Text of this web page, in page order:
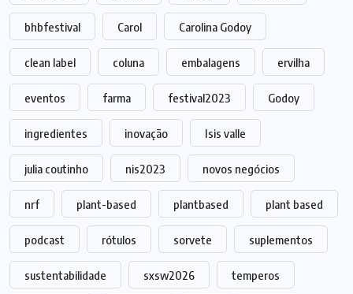
bhbfestival Carol Carolina Godoy
clean label coluna embalagens ervilha
eventos farma festival2023 Godoy
ingredientes inovação Isis valle
julia coutinho nis2023 novos negócios
nrf plant-based plantbased plant based
podcast rótulos sorvete suplementos
sustentabilidade sxsw2026 temperos